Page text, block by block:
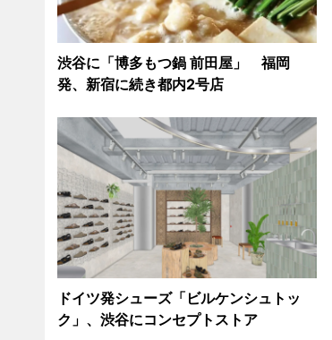
渋谷に「博多もつ鍋 前田屋」 福岡
発、新宿に続き都内2号店
ドイツ発シューズ「ビルケンシュトッ
ク」、渋谷にコンセプトストア